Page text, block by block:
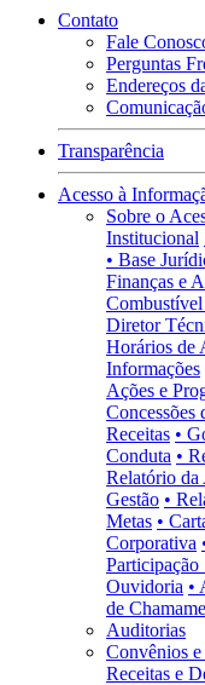
Contato
Fale
Perguntas
Endereços
Transparência
Acesso à
Sobre o
Institucional
• Base
Finanças e
Diretor
Horários de
Informações
Ações e
Concessões
Receitas •
Conduta •
Relatório da
Gestão •
Metas •
Corporativa
Participação
Ouvidoria •
de
Auditorias
Convênios e
Receitas e